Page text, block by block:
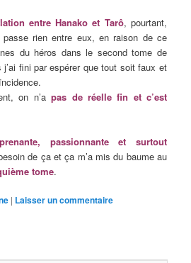
entre Hanako et Tarô, pourtant,
passe rien entre eux, en raison de ce
du héros dans le second tome de
j’ai fini par espérer que tout soit faux et
on n’apas de réelle fin et c’est
passionnante et surtout
de ça et ça m’a mis du baume au
tome.
| Laisser un commentaire